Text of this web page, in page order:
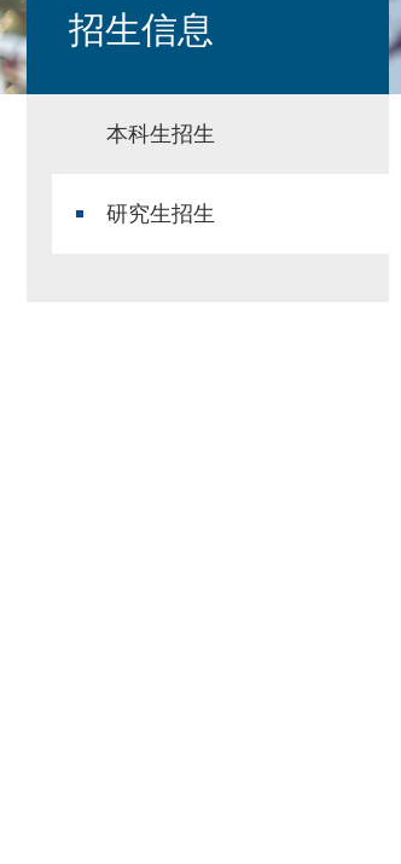
招生信息
本科生招生
研究生招生